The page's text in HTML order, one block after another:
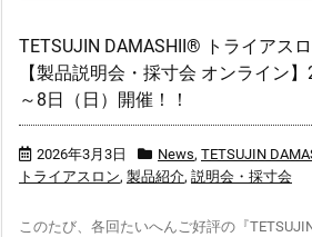
TETSUJIN DAMASHII® トライアス
【製品説明会・採寸会 オンライン
～8日（日）開催！！
2026年3月3日 News, TETSUJIN
トライアスロン, 製品紹介, 説明会・採寸会
このたび、各回たいへんご好評の『